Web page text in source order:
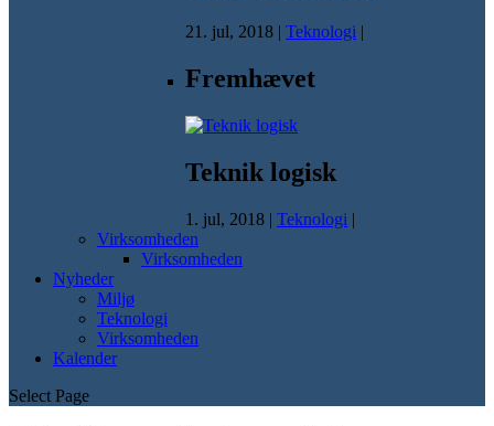
21. jul, 2018 | Teknologi |
Fremhævet
Teknik logisk
1. jul, 2018 | Teknologi |
Virksomheden
Virksomheden
Nyheder
Miljø
Teknologi
Virksomheden
Kalender
Select Page